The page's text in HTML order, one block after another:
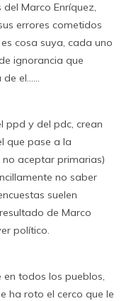
Marco Enríquez,
errores cometidos
cosa suya, cada uno
ignorancia que
de el……
ppd y del pdc, crean
que pase a la
aceptar primarias)
no saber
suelen
de Marco
político.
en todos los pueblos,
ha roto el cerco que le